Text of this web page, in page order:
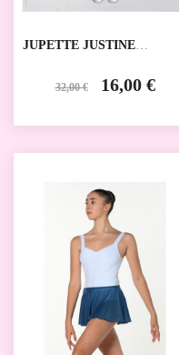
JUPETTE JUSTINE
32,00 € 16,00 €